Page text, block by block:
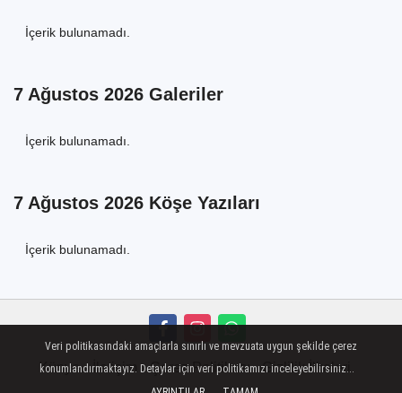
İçerik bulunamadı.
7 Ağustos 2026 Galeriler
İçerik bulunamadı.
7 Ağustos 2026 Köşe Yazıları
İçerik bulunamadı.
Künye İletişim Çerez Politikası Gizlilik İlkeleri
Veri politikasındaki amaçlarla sınırlı ve mevzuata uygun şekilde çerez
konumlandırmaktayız. Detaylar için veri politikamızı inceleyebilirsiniz...